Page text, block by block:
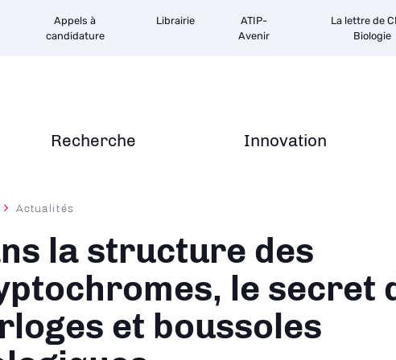
Recherche Innovation
Appels à
candidature
Librairie
ATIP-
Avenir
La lettre de
Biologie
Actualités
la structure des
le secret
et boussoles